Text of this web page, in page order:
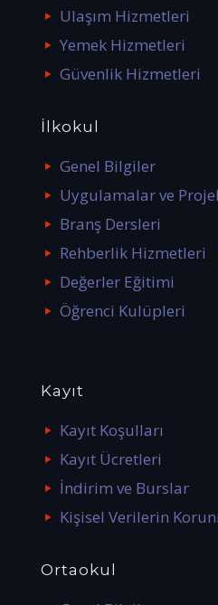
Ulaşım Hizmetleri
Yemek Hizmetleri
Güvenlik Hizmetleri
İlkokul
Genel Bilgiler
Uygulamalar ve
Branş Dersleri
Rehberlik Hizmetleri
Değerler Eğitimi
Öğrenci Kulüpleri
Kayıt
Kayıt Koşulları
Kayıt Ücretleri
İndirim ve Burslar
Kişisel Verilerin
Ortaokul